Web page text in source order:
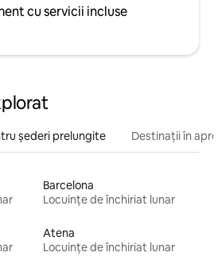
cu servicii incluse
șederi prelungite Destinații în
Barcelona
Locuințe de închiriat lunar
Atena
Locuințe de închiriat lunar